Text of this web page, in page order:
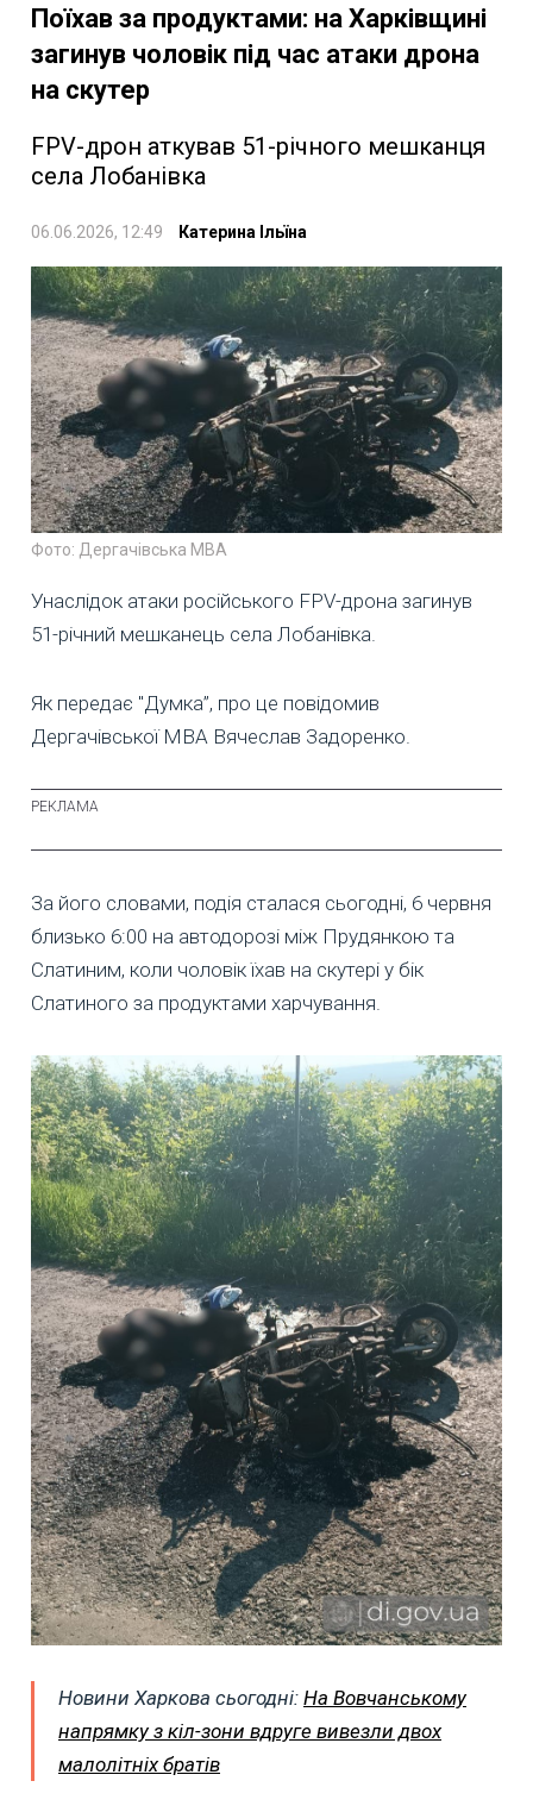
Поїхав за продуктами: на Харківщині
загинув чоловік під час атаки дрона
на скутер
FPV-дрон аткував 51-річного мешканця
села Лобанівка
06.06.2026, 12:49 Катерина Ільїна
Фото: Дергачівська МВА
Унаслідок атаки російського FPV-дрона загинув
51-річний мешканець села Лобанівка.
Як передає "Думка”, про це повідомив
Дергачівської МВА Вячеслав Задоренко.
За його словами, подія сталася сьогодні, 6 червня
близько 6:00 на автодорозі між Прудянкою та
Слатиним, коли чоловік їхав на скутері у бік
Слатиного за продуктами харчування.
Новини Харкова сьогодні: На Вовчанському
напрямку з кіл-зони вдруге вивезли двох
малолітніх братів